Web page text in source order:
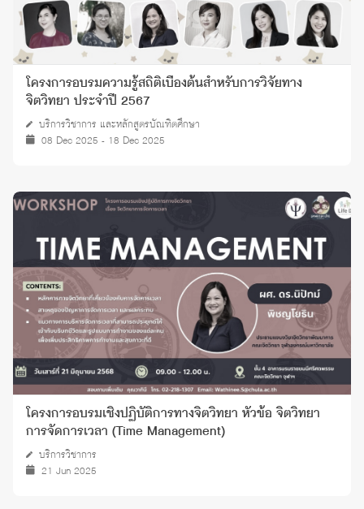
โครงการอบรมความรู้สถิติเบื้องต้นสำหรับการวิจัยทาง
จิตวิทยา ประจำปี 2567
บริการวิชาการ และหลักสูตรบัณฑิตศึกษา
08 Dec 2025 - 18 Dec 2025
โครงการอบรมเชิงปฏิบัติการทางจิตวิทยา หัวข้อ จิตวิทยา
การจัดการเวลา (Time Management)
บริการวิชาการ
21 Jun 2025